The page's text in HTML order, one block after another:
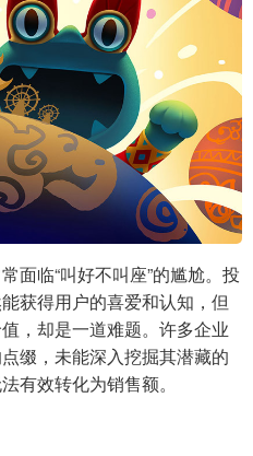
面临“叫好不叫座”的尴尬。投
获得用户的喜爱和认知，但
，却是一道难题。许多企业
缀，未能深入挖掘其潜藏的
有效转化为销售额。